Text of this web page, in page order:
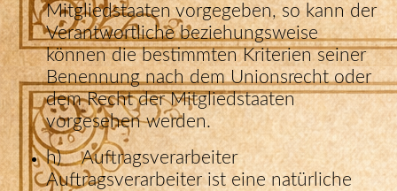
Mitgliedstaaten vorgegeben, so kann der
Verantwortliche beziehungsweise
können die bestimmten Kriterien seiner
Benennung nach dem Unionsrecht oder
dem Recht der Mitgliedstaaten
vorgesehen werden.
h) Auftragsverarbeiter
Auftragsverarbeiter ist eine natürliche